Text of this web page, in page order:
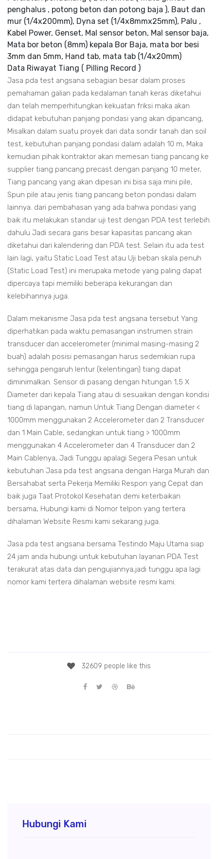
penghalus , potong beton dan potong baja ), Baut dan
mur (1/4x200mm), Dyna set (1/4x8mmx25mm), Palu ,
Kabel Power, Genset, Mal sensor beton, Mal sensor baja,
Mata bor beton (8mm) kepala Bor Baja, mata bor besi
3mm dan 5mm, Hand tab, mata tab (1/4x20mm)
Data Riwayat Tiang ( Pilling Record )
Jasa pda test angsana sebagian besar dalam proses
pemahaman galian pada kedalaman tanah keras diketahui
dan telah memperhitungkan kekuatan friksi maka akan
didapat kebutuhan panjang pondasi yang akan dipancang,
Misalkan dalam suatu proyek dari data sondir tanah dan soil
test, kebutuhan panjang pondasi dalam adalah 10 m, Maka
kemudian pihak kontraktor akan memesan tiang pancang ke
supplier tiang pancang precast dengan panjang 10 meter,
Tiang pancang yang akan dipesan ini bisa saja mini pile,
Spun pile atau jenis tiang pancang beton pondasi dalam
lainnya. dari pembahasan yang ada bahwa pondasi yang
baik itu melakukan standar uji test dengan PDA test terlebih
dahulu Jadi secara garis besar kapasitas pancang akan
diketahui dari kalendering dan PDA test. Selain itu ada test
lain lagi, yaitu Static Load Test atau Uji beban skala penuh
(Static Load Test) ini merupaka metode yang paling dapat
dipercaya tapi memiliki beberapa kekurangan dan
kelebihannya juga.
Dalam mekanisme Jasa pda test angsana tersebut Yang
diperhatikan pada waktu pemasangan instrumen strain
transducer dan accelerometer (minimal masing-masing 2
buah) adalah posisi pemasangan harus sedemikian rupa
sehingga pengaruh lentur (kelentingan) tiang dapat
diminimalkan. Sensor di pasang dengan hitungan 1,5 X
Diameter dari kepala Tiang atau di sesuaikan dengan kondisi
tiang di lapangan, namun Untuk Tiang Dengan diameter <
1000mm menggunakan 2 Accelerometer dan 2 Transducer
dan 1 Main Cable, sedangkan untuk tiang > 1000mm
menggunakan 4 Accelerometer dan 4 Transducer dan 2
Main Cablenya, Jadi Tunggu apalagi Segera Pesan untuk
kebutuhan Jasa pda test angsana dengan Harga Murah dan
Bersahabat serta Pekerja Memiliki Respon yang Cepat dan
baik juga Taat Protokol Kesehatan demi keterbaikan
bersama, Hubungi kami di Nomor telpon yang tertera
dihalaman Website Resmi kami sekarang juga.
Jasa pda test angsana bersama Testindo Maju Utama siap
24 jam anda hubungi untuk kebutuhan layanan PDA Test
terakurat atas data dan pengujiannya,jadi tunggu apa lagi
nomor kami tertera dihalaman website resmi kami.
32609 people like this
Hubungi Kami